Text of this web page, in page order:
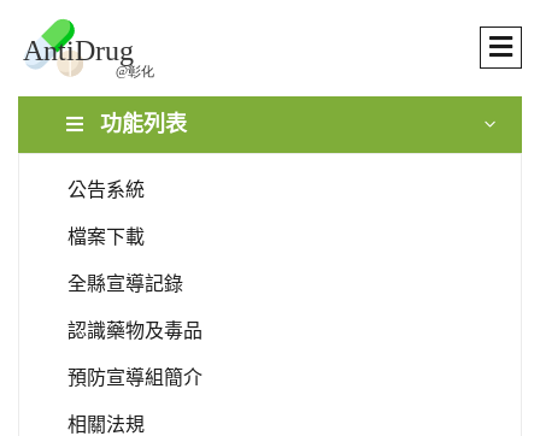
功能列表
公告系統
檔案下載
全縣宣導記錄
認識藥物及毒品
預防宣導組簡介
相關法規